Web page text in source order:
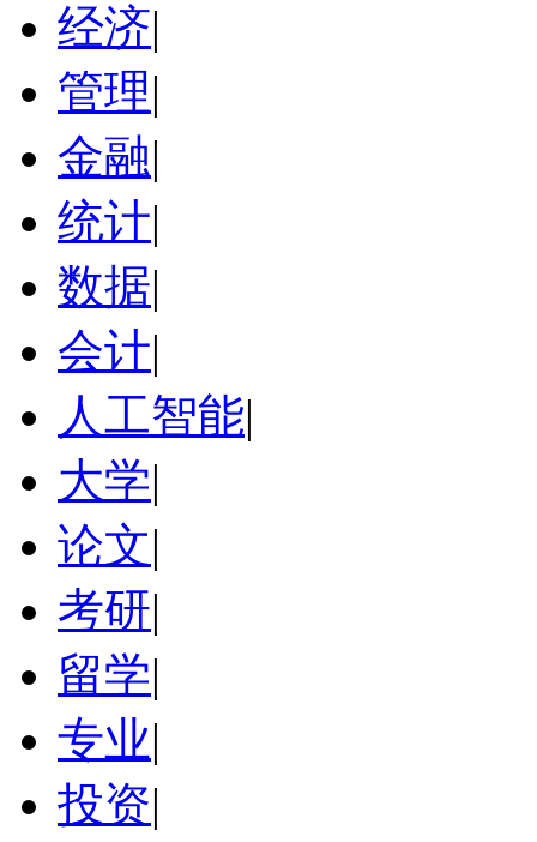
经济|
管理|
金融|
统计|
数据|
会计|
人工智能|
大学|
论文|
考研|
留学|
专业|
投资|